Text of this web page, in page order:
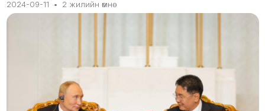
2024-09-11 • 2 жилийн өмнө